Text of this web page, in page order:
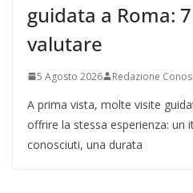
guidata a Roma:
valutare
5 Agosto 2026 Redazione
A prima vista, molte visite
offrire la stessa esperienza: un
conosciuti, una durata